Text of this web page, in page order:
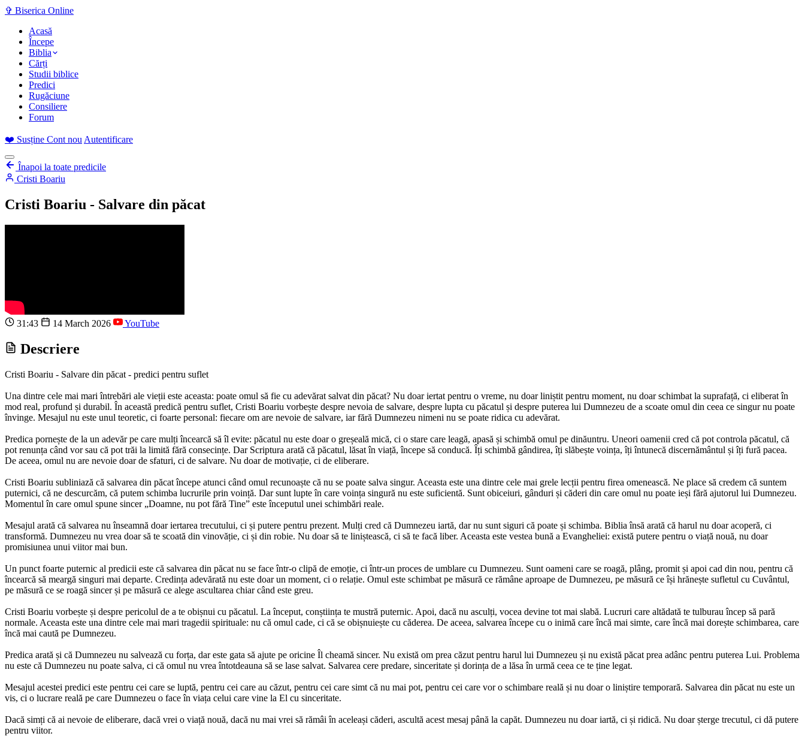
✞ Biserica Online
Acasă
Începe
Biblia
Cărți
Studii biblice
Predici
Rugăciune
Consiliere
Forum
❤️ Susține Cont nou Autentificare
Înapoi la toate predicile
Cristi Boariu
Cristi Boariu - Salvare din păcat
31:43 14 March 2026 YouTube
Descriere
Cristi Boariu - Salvare din păcat - predici pentru suflet
Una dintre cele mai mari întrebări ale vieții este aceasta: poate omul să fie cu adevărat salvat din păcat? Nu doar iertat pentru o vreme, nu doar liniștit pentru moment, nu doar schimbat la suprafață, ci eliberat în
mod real, profund și durabil. În această predică pentru suflet, Cristi Boariu vorbește despre nevoia de salvare, despre lupta cu păcatul și despre puterea lui Dumnezeu de a scoate omul din ceea ce singur nu poate
învinge. Mesajul nu este unul teoretic, ci foarte personal: fiecare om are nevoie de salvare, iar fără Dumnezeu nimeni nu se poate ridica cu adevărat.
Predica pornește de la un adevăr pe care mulți încearcă să îl evite: păcatul nu este doar o greșeală mică, ci o stare care leagă, apasă și schimbă omul pe dinăuntru. Uneori oamenii cred că pot controla păcatul, că
pot renunța când vor sau că pot trăi la limită fără consecințe. Dar Scriptura arată că păcatul, lăsat în viață, începe să conducă. Îți schimbă gândirea, îți slăbește voința, îți întunecă discernământul și îți fură pacea.
De aceea, omul nu are nevoie doar de sfaturi, ci de salvare. Nu doar de motivație, ci de eliberare.
Cristi Boariu subliniază că salvarea din păcat începe atunci când omul recunoaște că nu se poate salva singur. Aceasta este una dintre cele mai grele lecții pentru firea omenească. Ne place să credem că suntem
puternici, că ne descurcăm, că putem schimba lucrurile prin voință. Dar sunt lupte în care voința singură nu este suficientă. Sunt obiceiuri, gânduri și căderi din care omul nu poate ieși fără ajutorul lui Dumnezeu.
Momentul în care omul spune sincer „Doamne, nu pot fără Tine” este începutul unei schimbări reale.
Mesajul arată că salvarea nu înseamnă doar iertarea trecutului, ci și putere pentru prezent. Mulți cred că Dumnezeu iartă, dar nu sunt siguri că poate și schimba. Biblia însă arată că harul nu doar acoperă, ci
transformă. Dumnezeu nu vrea doar să te scoată din vinovăție, ci și din robie. Nu doar să te liniștească, ci să te facă liber. Aceasta este vestea bună a Evangheliei: există putere pentru o viață nouă, nu doar
promisiunea unui viitor mai bun.
Un punct foarte puternic al predicii este că salvarea din păcat nu se face într-o clipă de emoție, ci într-un proces de umblare cu Dumnezeu. Sunt oameni care se roagă, plâng, promit și apoi cad din nou, pentru că
încearcă să meargă singuri mai departe. Credința adevărată nu este doar un moment, ci o relație. Omul este schimbat pe măsură ce rămâne aproape de Dumnezeu, pe măsură ce își hrănește sufletul cu Cuvântul,
pe măsură ce se roagă sincer și pe măsură ce alege ascultarea chiar când este greu.
Cristi Boariu vorbește și despre pericolul de a te obișnui cu păcatul. La început, conștiința te mustră puternic. Apoi, dacă nu asculți, vocea devine tot mai slabă. Lucruri care altădată te tulburau încep să pară
normale. Aceasta este una dintre cele mai mari tragedii spirituale: nu că omul cade, ci că se obișnuiește cu căderea. De aceea, salvarea începe cu o inimă care încă mai simte, care încă mai dorește schimbarea, care
încă mai caută pe Dumnezeu.
Predica arată și că Dumnezeu nu salvează cu forța, dar este gata să ajute pe oricine Îl cheamă sincer. Nu există om prea căzut pentru harul lui Dumnezeu și nu există păcat prea adânc pentru puterea Lui. Problema
nu este că Dumnezeu nu poate salva, ci că omul nu vrea întotdeauna să se lase salvat. Salvarea cere predare, sinceritate și dorința de a lăsa în urmă ceea ce te ține legat.
Mesajul acestei predici este pentru cei care se luptă, pentru cei care au căzut, pentru cei care simt că nu mai pot, pentru cei care vor o schimbare reală și nu doar o liniștire temporară. Salvarea din păcat nu este un
vis, ci o lucrare reală pe care Dumnezeu o face în viața celui care vine la El cu sinceritate.
Dacă simți că ai nevoie de eliberare, dacă vrei o viață nouă, dacă nu mai vrei să rămâi în aceleași căderi, ascultă acest mesaj până la capăt. Dumnezeu nu doar iartă, ci și ridică. Nu doar șterge trecutul, ci dă putere
pentru viitor.